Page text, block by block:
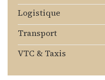
Logistique
Transport
VTC & Taxis